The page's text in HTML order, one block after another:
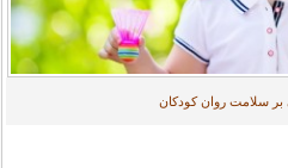
بر سلامت روان کودکان